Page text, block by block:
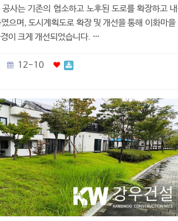
사는 기존의 협소하고 노후된 도로를 확장하고
으며, 도시계획도로 확장 및 개선을 통해 이화마을
이 크게 개선되었습니다. …
12-10